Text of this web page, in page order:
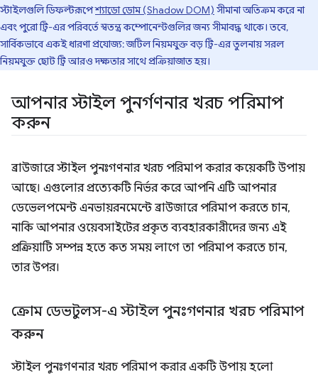
স্টাইলগুলি ডিফল্টরূপেশ্যাডো ডোম (Shadow DOM) সীমানা অতিক্রম করে না
এবং পুরো ট্রি-এর পরিবর্তে স্বতন্ত্র কম্পোনেন্টগুলির জন্য সীমাবদ্ধ থাকে। তবে,
সার্বিকভাবে একই ধারণা প্রযোজ্য: জটিল নিয়মযুক্ত বড় ট্রি-এর তুলনায় সরল
নিয়মযুক্ত ছোট ট্রি আরও দক্ষতার সাথে প্রক্রিয়াজাত হয়।
আপনার স্টাইল পুনর্গণনার খরচ পরিমাপ
করুন
ব্রাউজারে স্টাইল পুনঃগণনার খরচ পরিমাপ করার কয়েকটি উপায়
আছে। এগুলোর প্রত্যেকটি নির্ভর করে আপনি এটি আপনার
ডেভেলপমেন্ট এনভায়রনমেন্টে ব্রাউজারে পরিমাপ করতে চান,
নাকি আপনার ওয়েবসাইটের প্রকৃত ব্যবহারকারীদের জন্য এই
প্রক্রিয়াটি সম্পন্ন হতে কত সময় লাগে তা পরিমাপ করতে চান,
তার উপর।
ক্রোম ডেভটুলস-এ স্টাইল পুনঃগণনার খরচ পরিমাপ
করুন
স্টাইল পুনঃগণনার খরচ পরিমাপ করার একটি উপায় হলো